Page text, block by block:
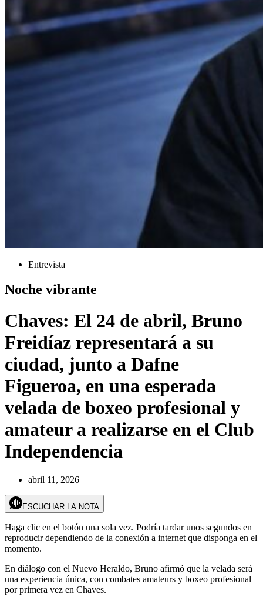
Entrevista
Noche vibrante
Chaves: El 24 de abril, Bruno
Freidíaz representará a su
ciudad, junto a Dafne
Figueroa, en una esperada
velada de boxeo profesional y
amateur a realizarse en el Club
Independencia
abril 11, 2026
ESCUCHAR LA NOTA
Haga clic en el botón una sola vez. Podría tardar unos segundos en
reproducir dependiendo de la conexión a internet que disponga en el
momento.
En diálogo con el Nuevo Heraldo, Bruno afirmó que la velada será
una experiencia única, con combates amateurs y boxeo profesional
por primera vez en Chaves.